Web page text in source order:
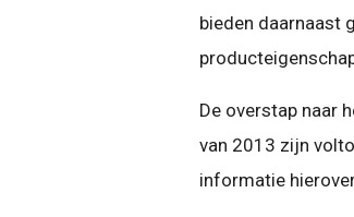
bieden daarnaast
De overstap naar
van 2013 zijn
informatie